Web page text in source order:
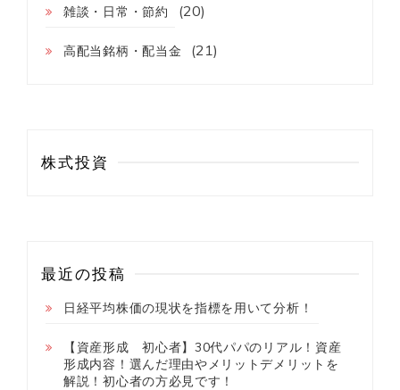
雑談・日常・節約 (20)
高配当銘柄・配当金 (21)
株式投資
最近の投稿
日経平均株価の現状を指標を用いて分析！
【資産形成 初心者】30代パパのリアル！資産
形成内容！選んだ理由やメリットデメリットを
解説！初心者の方必見です！